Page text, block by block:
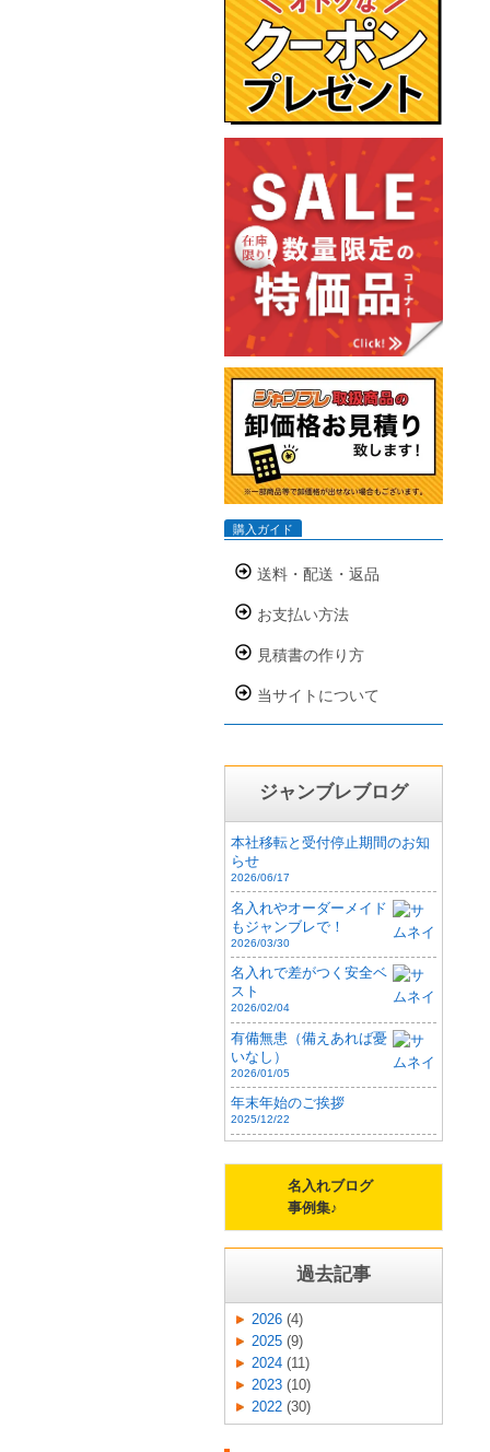
購入ガイド
送料・配送・返品
お支払い方法
見積書の作り方
当サイトについて
ジャンブレブログ
本社移転と受付停止期間のお知
らせ
2026/06/17
名入れやオーダーメイド
もジャンブレで！
2026/03/30
名入れで差がつく安全ベ
スト
2026/02/04
有備無患（備えあれば憂
いなし）
2026/01/05
年末年始のご挨拶
2025/12/22
名入れブログ
事例集♪
過去記事
2026 (4)
2025 (9)
2024 (11)
2023 (10)
2022 (30)